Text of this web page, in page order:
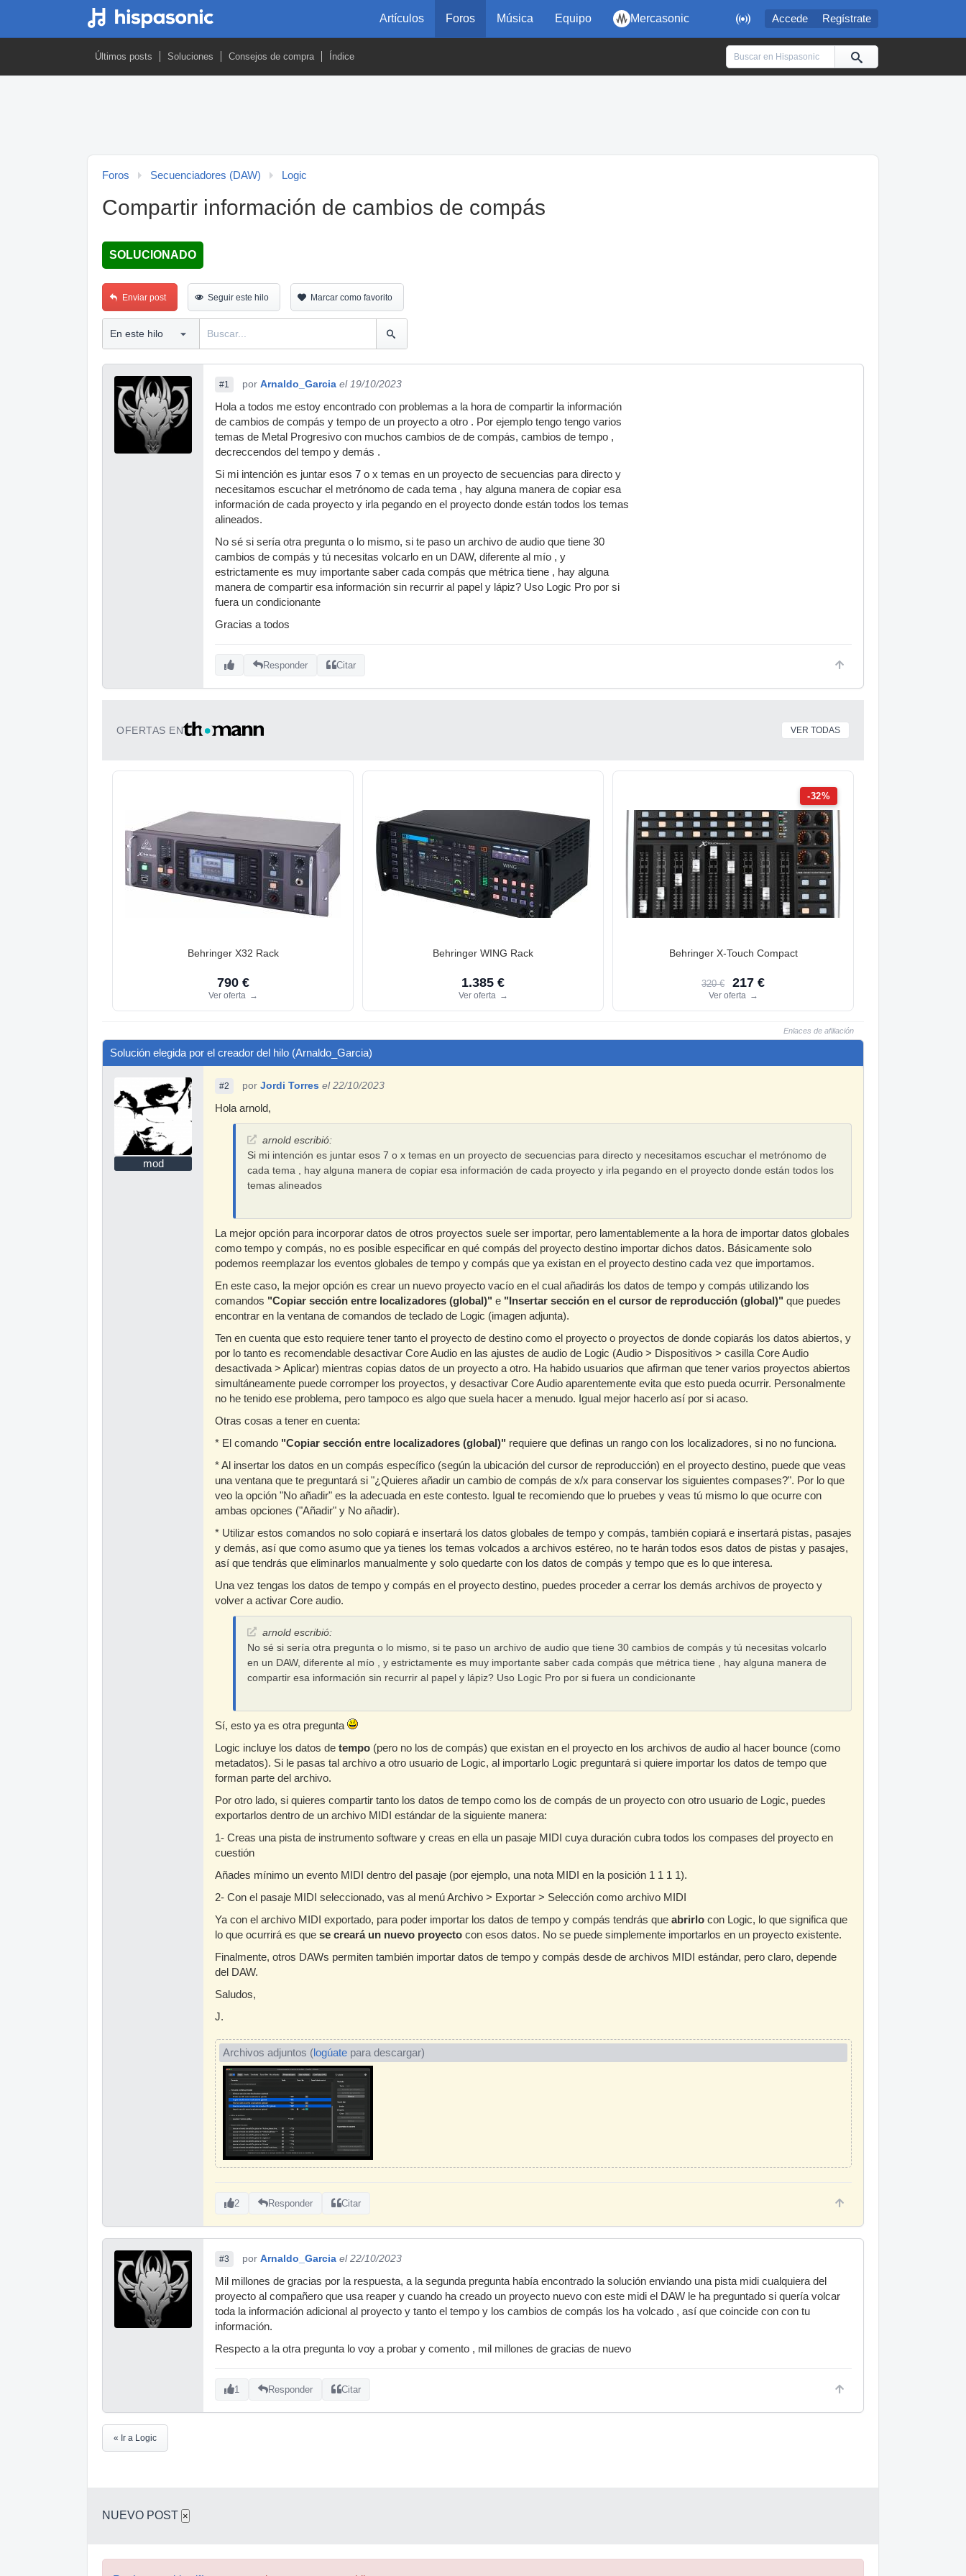
 Accede Regístrate
Artículos Foros Música Equipo Mercasonic
Últimos posts Soluciones Consejos de compra Índice
Foros Secuenciadores (DAW) Logic
Compartir información de cambios de compás
SOLUCIONADO
Enviar post Seguir este hilo Marcar como favorito
#1 por Arnaldo_Garcia el 19/10/2023
Hola a todos me estoy encontrado con problemas a la hora de compartir la información
de cambios de compás y tempo de un proyecto a otro . Por ejemplo tengo tengo varios
temas de Metal Progresivo con muchos cambios de de compás, cambios de tempo ,
decreccendos del tempo y demás .
Si mi intención es juntar esos 7 o x temas en un proyecto de secuencias para directo y
necesitamos escuchar el metrónomo de cada tema , hay alguna manera de copiar esa
información de cada proyecto y irla pegando en el proyecto donde están todos los temas
alineados.
No sé si sería otra pregunta o lo mismo, si te paso un archivo de audio que tiene 30
cambios de compás y tú necesitas volcarlo en un DAW, diferente al mío , y
estrictamente es muy importante saber cada compás que métrica tiene , hay alguna
manera de compartir esa información sin recurrir al papel y lápiz? Uso Logic Pro por si
fuera un condicionante
Gracias a todos
Responder Citar
OFERTAS EN VER TODAS
Behringer X32 Rack
790 €
Ver oferta →
Behringer WING Rack
1.385 €
Ver oferta →
-32%
Behringer X-Touch Compact
320 € 217 €
Ver oferta →
Enlaces de afiliación
Solución elegida por el creador del hilo (Arnaldo_Garcia)
mod
#2 por Jordi Torres el 22/10/2023
Hola arnold,
arnold escribió:
Si mi intención es juntar esos 7 o x temas en un proyecto de secuencias para directo y necesitamos escuchar el metrónomo de
cada tema , hay alguna manera de copiar esa información de cada proyecto y irla pegando en el proyecto donde están todos los
temas alineados
La mejor opción para incorporar datos de otros proyectos suele ser importar, pero lamentablemente a la hora de importar datos globales
como tempo y compás, no es posible especificar en qué compás del proyecto destino importar dichos datos. Básicamente solo
podemos reemplazar los eventos globales de tempo y compás que ya existan en el proyecto destino cada vez que importamos.
En este caso, la mejor opción es crear un nuevo proyecto vacío en el cual añadirás los datos de tempo y compás utilizando los
comandos "Copiar sección entre localizadores (global)" e "Insertar sección en el cursor de reproducción (global)" que puedes
encontrar en la ventana de comandos de teclado de Logic (imagen adjunta).
Ten en cuenta que esto requiere tener tanto el proyecto de destino como el proyecto o proyectos de donde copiarás los datos abiertos, y
por lo tanto es recomendable desactivar Core Audio en las ajustes de audio de Logic (Audio > Dispositivos > casilla Core Audio
desactivada > Aplicar) mientras copias datos de un proyecto a otro. Ha habido usuarios que afirman que tener varios proyectos abiertos
simultáneamente puede corromper los proyectos, y desactivar Core Audio aparentemente evita que esto pueda ocurrir. Personalmente
no he tenido ese problema, pero tampoco es algo que suela hacer a menudo. Igual mejor hacerlo así por si acaso.
Otras cosas a tener en cuenta:
* El comando "Copiar sección entre localizadores (global)" requiere que definas un rango con los localizadores, si no no funciona.
* Al insertar los datos en un compás específico (según la ubicación del cursor de reproducción) en el proyecto destino, puede que veas
una ventana que te preguntará si "¿Quieres añadir un cambio de compás de x/x para conservar los siguientes compases?". Por lo que
veo la opción "No añadir" es la adecuada en este contesto. Igual te recomiendo que lo pruebes y veas tú mismo lo que ocurre con
ambas opciones ("Añadir" y No añadir).
* Utilizar estos comandos no solo copiará e insertará los datos globales de tempo y compás, también copiará e insertará pistas, pasajes
y demás, así que como asumo que ya tienes los temas volcados a archivos estéreo, no te harán todos esos datos de pistas y pasajes,
así que tendrás que eliminarlos manualmente y solo quedarte con los datos de compás y tempo que es lo que interesa.
Una vez tengas los datos de tempo y compás en el proyecto destino, puedes proceder a cerrar los demás archivos de proyecto y
volver a activar Core audio.
arnold escribió:
No sé si sería otra pregunta o lo mismo, si te paso un archivo de audio que tiene 30 cambios de compás y tú necesitas volcarlo
en un DAW, diferente al mío , y estrictamente es muy importante saber cada compás que métrica tiene , hay alguna manera de
compartir esa información sin recurrir al papel y lápiz? Uso Logic Pro por si fuera un condicionante
Sí, esto ya es otra pregunta
Logic incluye los datos de tempo (pero no los de compás) que existan en el proyecto en los archivos de audio al hacer bounce (como
metadatos). Si le pasas tal archivo a otro usuario de Logic, al importarlo Logic preguntará si quiere importar los datos de tempo que
forman parte del archivo.
Por otro lado, si quieres compartir tanto los datos de tempo como los de compás de un proyecto con otro usuario de Logic, puedes
exportarlos dentro de un archivo MIDI estándar de la siguiente manera:
1- Creas una pista de instrumento software y creas en ella un pasaje MIDI cuya duración cubra todos los compases del proyecto en
cuestión
Añades mínimo un evento MIDI dentro del pasaje (por ejemplo, una nota MIDI en la posición 1 1 1 1).
2- Con el pasaje MIDI seleccionado, vas al menú Archivo > Exportar > Selección como archivo MIDI
Ya con el archivo MIDI exportado, para poder importar los datos de tempo y compás tendrás que abrirlo con Logic, lo que significa que
lo que ocurrirá es que se creará un nuevo proyecto con esos datos. No se puede simplemente importarlos en un proyecto existente.
Finalmente, otros DAWs permiten también importar datos de tempo y compás desde de archivos MIDI estándar, pero claro, depende
del DAW.
Saludos,
J.
Archivos adjuntos (logúate para descargar)
2 Responder Citar
#3 por Arnaldo_Garcia el 22/10/2023
Mil millones de gracias por la respuesta, a la segunda pregunta había encontrado la solución enviando una pista midi cualquiera del
proyecto al compañero que usa reaper y cuando ha creado un proyecto nuevo con este midi el DAW le ha preguntado si quería volcar
toda la información adicional al proyecto y tanto el tempo y los cambios de compás los ha volcado , así que coincide con con tu
información.
Respecto a la otra pregunta lo voy a probar y comento , mil millones de gracias de nuevo
1 Responder Citar
« Ir a Logic
NUEVO POST ×